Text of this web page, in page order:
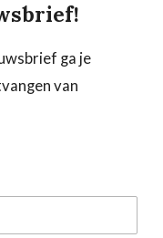
ga je
van